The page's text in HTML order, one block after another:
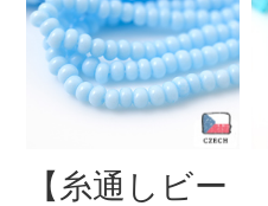
【糸通しビー